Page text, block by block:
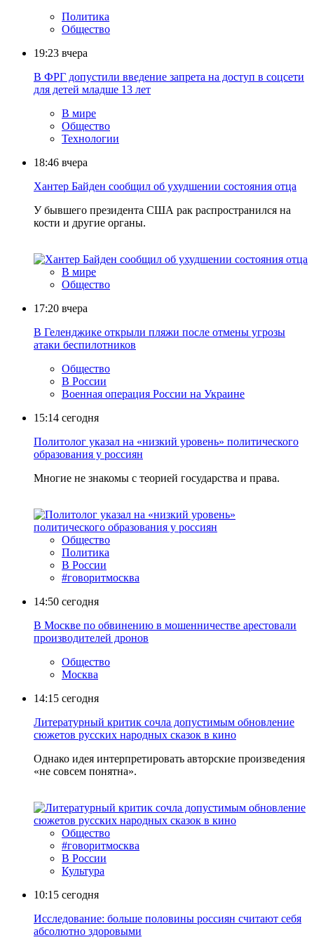
Политика
Общество
19:23 вчера
В ФРГ допустили введение запрета на доступ в соцсети
для детей младше 13 лет
В мире
Общество
Технологии
18:46 вчера
Хантер Байден сообщил об ухудшении состояния отца
У бывшего президента США рак распространился на
кости и другие органы.
В мире
Общество
17:20 вчера
В Геленджике открыли пляжи после отмены угрозы
атаки беспилотников
Общество
В России
Военная операция России на Украине
15:14 сегодня
Политолог указал на «низкий уровень» политического
образования у россиян
Многие не знакомы с теорией государства и права.
Общество
Политика
В России
#говоритмосква
14:50 сегодня
В Москве по обвинению в мошенничестве арестовали
производителей дронов
Общество
Москва
14:15 сегодня
Литературный критик сочла допустимым обновление
сюжетов русских народных сказок в кино
Однако идея интерпретировать авторские произведения
«не совсем понятна».
Общество
#говоритмосква
В России
Культура
10:15 сегодня
Исследование: больше половины россиян считают себя
абсолютно здоровыми